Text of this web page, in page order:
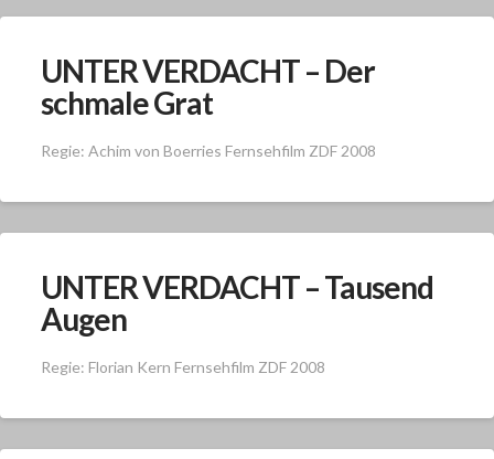
UNTER VERDACHT – Der
schmale Grat
Regie: Achim von Boerries Fernsehfilm ZDF 2008
UNTER VERDACHT – Tausend
Augen
Regie: Florian Kern Fernsehfilm ZDF 2008